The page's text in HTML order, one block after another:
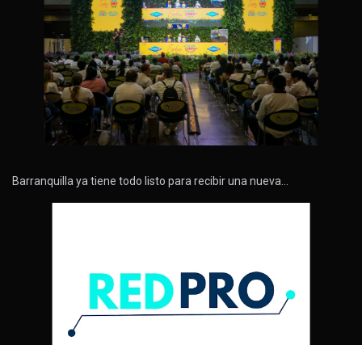
Barranquilla ya tiene todo listo para recibir una nueva…